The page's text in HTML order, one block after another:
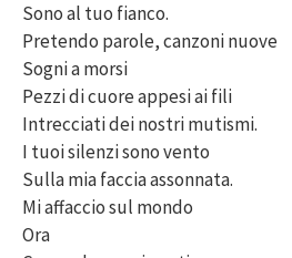
Sono al tuo fianco.
Pretendo parole, canzoni nuove
Sogni a morsi
Pezzi di cuore appesi ai fili
Intrecciati dei nostri mutismi.
I tuoi silenzi sono vento
Sulla mia faccia assonnata.
Mi affaccio sul mondo
Ora